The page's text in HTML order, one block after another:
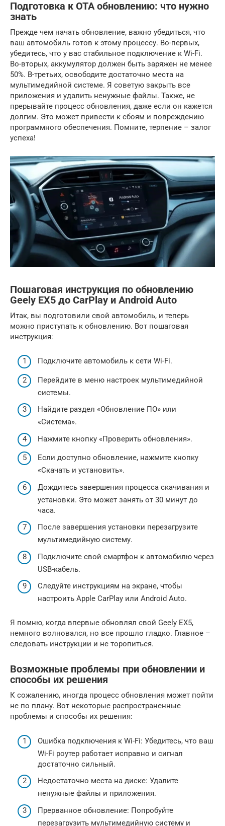
Подготовка к OTA обновлению: что нужно
знать
Прежде чем начать обновление, важно убедиться, что
ваш автомобиль готов к этому процессу. Во-первых,
убедитесь, что у вас стабильное подключение к Wi-Fi.
Во-вторых, аккумулятор должен быть заряжен не менее
50%. В-третьих, освободите достаточно места на
мультимедийной системе. Я советую закрыть все
приложения и удалить ненужные файлы. Также, не
прерывайте процесс обновления, даже если он кажется
долгим. Это может привести к сбоям и повреждению
программного обеспечения. Помните, терпение – залог
успеха!
Пошаговая инструкция по обновлению
Geely EX5 до CarPlay и Android Auto
Итак, вы подготовили свой автомобиль, и теперь
можно приступать к обновлению. Вот пошаговая
инструкция:
Подключите автомобиль к сети Wi-Fi.
Перейдите в меню настроек мультимедийной
системы.
Найдите раздел «Обновление ПО» или
«Система».
Нажмите кнопку «Проверить обновления».
Если доступно обновление, нажмите кнопку
«Скачать и установить».
Дождитесь завершения процесса скачивания и
установки. Это может занять от 30 минут до
часа.
После завершения установки перезагрузите
мультимедийную систему.
Подключите свой смартфон к автомобилю через
USB-кабель.
Следуйте инструкциям на экране, чтобы
настроить Apple CarPlay или Android Auto.
Я помню, когда впервые обновлял свой Geely EX5,
немного волновался, но все прошло гладко. Главное –
следовать инструкции и не торопиться.
Возможные проблемы при обновлении и
способы их решения
К сожалению, иногда процесс обновления может пойти
не по плану. Вот некоторые распространенные
проблемы и способы их решения:
Ошибка подключения к Wi-Fi: Убедитесь, что ваш
Wi-Fi роутер работает исправно и сигнал
достаточно сильный.
Недостаточно места на диске: Удалите
ненужные файлы и приложения.
Прерванное обновление: Попробуйте
перезагрузить мультимедийную систему и